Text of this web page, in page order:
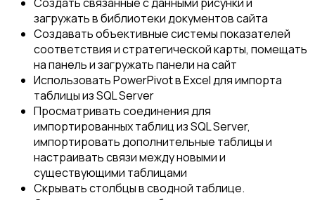
загружать в библиотеки документов сайта
Создавать объективные системы показателей
соответствия и стратегической карты, помещать
на панель и загружать панели на сайт
Использовать PowerPivot в Excel для импорта
таблицы из SQL Server
Просматривать соединения для
импортированных таблиц из SQL Server,
импортировать дополнительные таблицы и
настраивать связи между новыми и
существующими таблицами
Скрывать столбцы в сводной таблице.